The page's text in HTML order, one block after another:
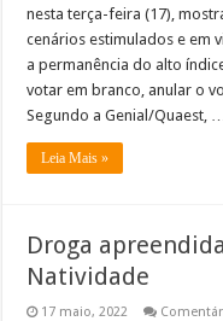
nesta terça-feira (17),
cenários estimulados e em
a permanência do alto
votar em branco, anular o
Segundo a Genial/Quaest, …
Leia Mais »
Droga
Natividade
17 maio, 2022